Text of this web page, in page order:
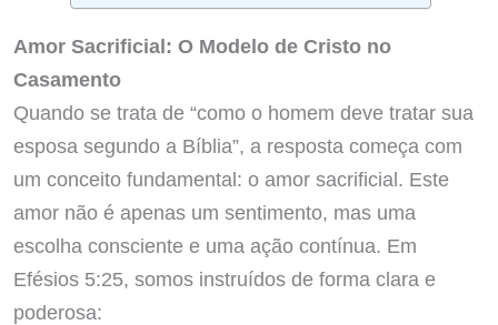
Amor Sacrificial: O Modelo de Cristo no
Casamento
Quando se trata de “como o homem deve tratar sua
esposa segundo a Bíblia”, a resposta começa com
um conceito fundamental: o amor sacrificial. Este
amor não é apenas um sentimento, mas uma
escolha consciente e uma ação contínua. Em
Efésios 5:25, somos instruídos de forma clara e
poderosa: